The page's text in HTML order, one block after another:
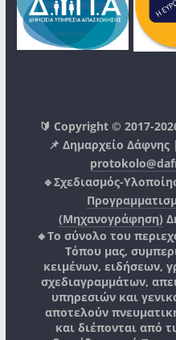
🔰 Copyright © 2017-
📌 Δημαρχείο
🔹Σχεδιασμός-
(Μηχανογράφηση)
🔸Το σύνολο του
Τόπου μας,
κειμένων, ειδήσεων,
σχεδιαγραμμάτων,
υπηρεσιών και
αποτελούν
και διέπονται από